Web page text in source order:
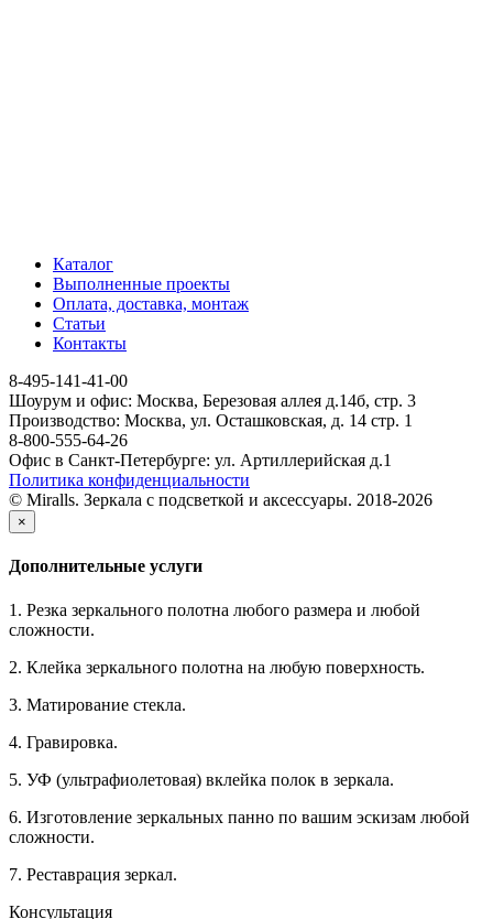
Каталог
Выполненные проекты
Оплата, доставка, монтаж
Статьи
Контакты
8-495-141-41-00
Шоурум и офис: Москва, Березовая аллея д.14б, стр. 3
Производство: Москва, ул. Осташковская, д. 14 стр. 1
8-800-555-64-26
Офис в Санкт-Петербурге: ул. Артиллерийская д.1
Политика конфиденциальности
© Miralls. Зеркала с подсветкой и аксессуары. 2018-2026
×
Дополнительные услуги
1. Резка зеркального полотна любого размера и любой
сложности.
2. Клейка зеркального полотна на любую поверхность.
3. Матирование стекла.
4. Гравировка.
5. УФ (ультрафиолетовая) вклейка полок в зеркала.
6. Изготовление зеркальных панно по вашим эскизам любой
сложности.
7. Реставрация зеркал.
Консультация